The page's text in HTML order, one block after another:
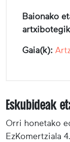
Baionako
Gaia(k):
Eskubideak
Orri honetako
EzKomertziala